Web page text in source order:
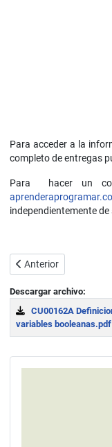
Para acceder a la
completo de entregas
Para hacer un
independientemente
Artículo anterior:
Anterior
Descargar archivo:
CU00162A
variables booleanas.pdf